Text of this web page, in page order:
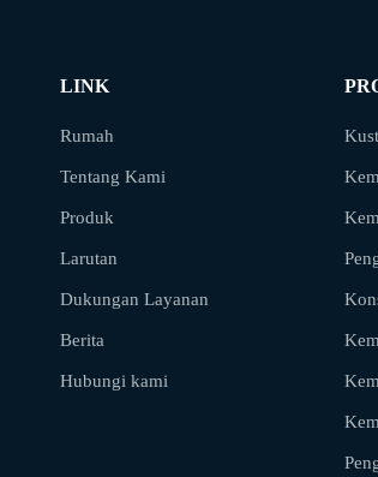
LINK
Rumah
Tentang Kami
Produk
Larutan
Dukungan Layanan
Berita
Hubungi kami